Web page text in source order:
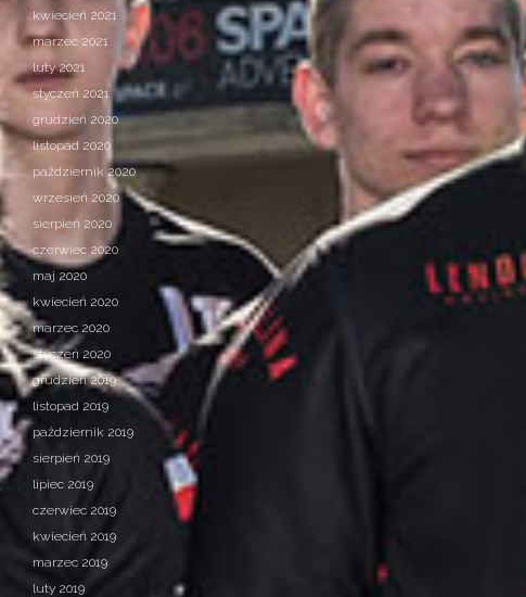
kwiecień 2021
marzec 2021
luty 2021
styczeń 2021
grudzień 2020
listopad 2020
październik 2020
wrzesień 2020
sierpień 2020
czerwiec 2020
maj 2020
kwiecień 2020
marzec 2020
styczeń 2020
grudzień 2019
listopad 2019
październik 2019
sierpień 2019
lipiec 2019
czerwiec 2019
kwiecień 2019
marzec 2019
luty 2019